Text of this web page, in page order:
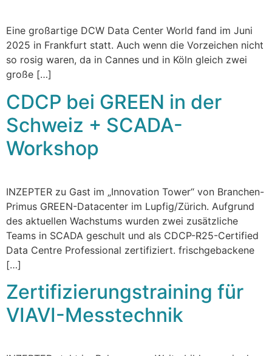
Eine großartige DCW Data Center World fand im Juni
2025 in Frankfurt statt. Auch wenn die Vorzeichen nicht
so rosig waren, da in Cannes und in Köln gleich zwei
große […]
CDCP bei GREEN in der
Schweiz + SCADA-
Workshop
INZEPTER zu Gast im „Innovation Tower“ von Branchen-
Primus GREEN-Datacenter im Lupfig/Zürich. Aufgrund
des aktuellen Wachstums wurden zwei zusätzliche
Teams in SCADA geschult und als CDCP-R25-Certified
Data Centre Professional zertifiziert. frischgebackene
[…]
Zertifizierungstraining für
VIAVI-Messtechnik